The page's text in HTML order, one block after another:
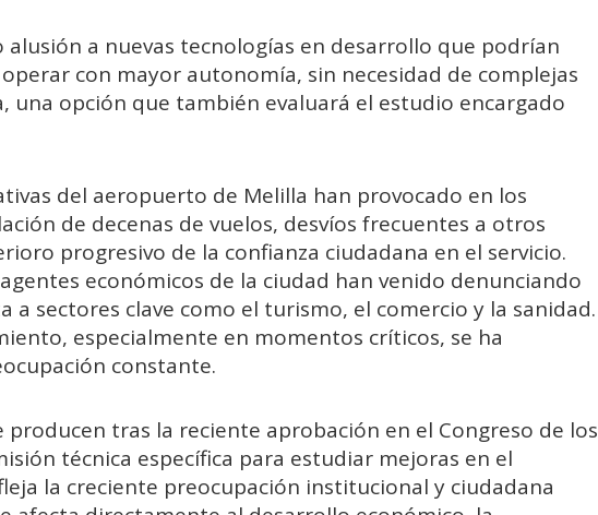
a nuevas tecnologías en desarrollo que podrían
con mayor autonomía, sin necesidad de complejas
una opción que también evaluará el estudio encargado
del aeropuerto de Melilla han provocado en los
de decenas de vuelos, desvíos frecuentes a otros
progresivo de la confianza ciudadana en el servicio.
económicos de la ciudad han venido denunciando
a sectores clave como el turismo, el comercio y la sanidad.
especialmente en momentos críticos, se ha
constante.
producen tras la reciente aprobación en el Congreso de los
técnica específica para estudiar mejoras en el
la creciente preocupación institucional y ciudadana